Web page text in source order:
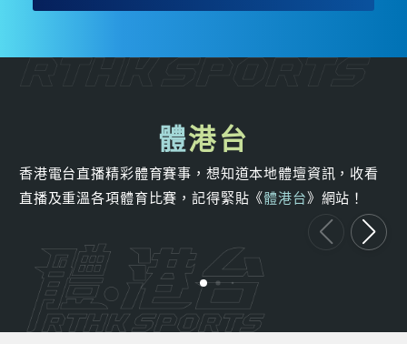
體港台
香港電台直播精彩體育賽事，想知道本地體壇資訊，收看
直播及重溫各項體育比賽，記得緊貼《體港台》網站！